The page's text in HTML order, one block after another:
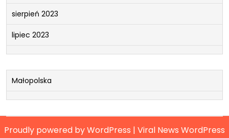
sierpień 2023
lipiec 2023
Małopolska
Proudly powered by WordPress | Viral News WordPress